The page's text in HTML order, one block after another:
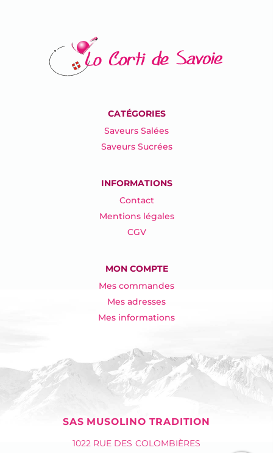
CATÉGORIES
Saveurs Salées
Saveurs Sucrées
INFORMATIONS
Contact
Mentions légales
CGV
MON COMPTE
Mes commandes
Mes adresses
Mes informations
SAS MUSOLINO TRADITION
1022 RUE DES COLOMBIÈRES